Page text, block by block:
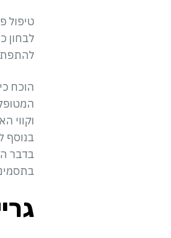
טיפול
לבחון
הוכח
וקווי
בנוסף
בדבר